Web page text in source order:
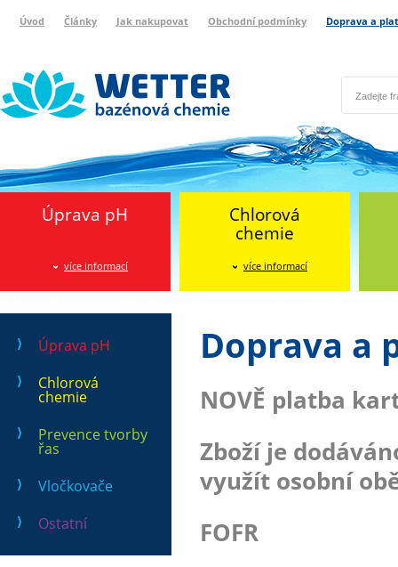
Úvod Články Jak nakupovat Obchodní podmínky Doprava a
Úprava pH
více informací
Chlorová
chemie
více informací
Úprava pH
Chlorová
chemie
Prevence tvorby
řas
Vločkovače
Ostatní
Doprava a
NOVĚ platba
Zboží je
využít osobní
FOFR